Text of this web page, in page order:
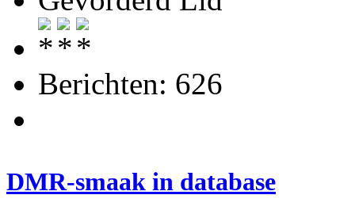
Berichten: 626
DMR-smaak in database